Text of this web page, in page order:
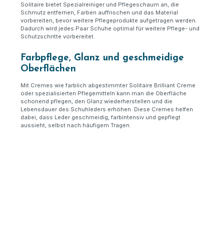
Solitaire bietet Spezialreiniger und Pflegeschaum an, die
Schmutz entfernen, Farben auffrischen und das Material
vorbereiten, bevor weitere Pflegeprodukte aufgetragen werden.
Dadurch wird jedes Paar Schuhe optimal für weitere Pflege- und
Schutzschritte vorbereitet.
Farbpflege, Glanz und geschmeidige
Oberflächen
Mit Cremes wie farblich abgestimmter Solitaire Brilliant Creme
oder spezialisierten Pflegemitteln kann man die Oberfläche
schonend pflegen, den Glanz wiederherstellen und die
Lebensdauer des Schuhleders erhöhen. Diese Cremes helfen
dabei, dass Leder geschmeidig, farbintensiv und gepflegt
aussieht, selbst nach häufigem Tragen.